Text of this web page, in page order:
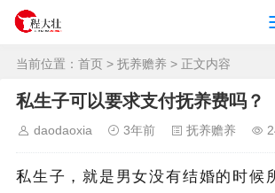
当前位置： 首页 > 抚养赡养 > 正文内容
私生子可以要求支付抚养费吗？
daodaoxia 3年前 抚养赡养
私生子，就是男女没有结婚的时候